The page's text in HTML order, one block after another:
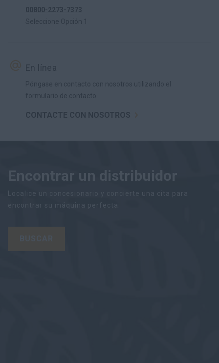
00800-2273-7373
Seleccione Opción 1
En línea
Póngase en contacto con nosotros utilizando el
formulario de contacto.
CONTACTE CON NOSOTROS
Encontrar un distribuidor
Localice un concesionario y concierte una cita para
encontrar su máquina perfecta.